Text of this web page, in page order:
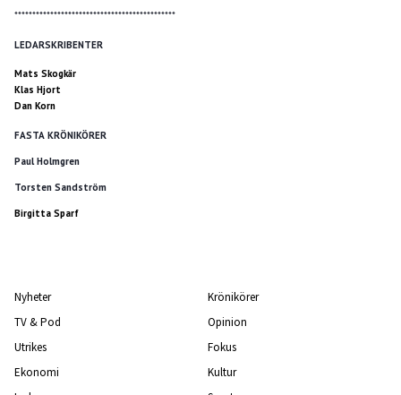
*********************************************
LEDARSKRIBENTER
Mats Skogkär
Klas Hjort
Dan Korn
FASTA KRÖNIKÖRER
Paul Holmgren
Torsten Sandström
Birgitta Sparf
Nyheter
TV & Pod
Utrikes
Ekonomi
Krönikörer
Opinion
Fokus
Kultur